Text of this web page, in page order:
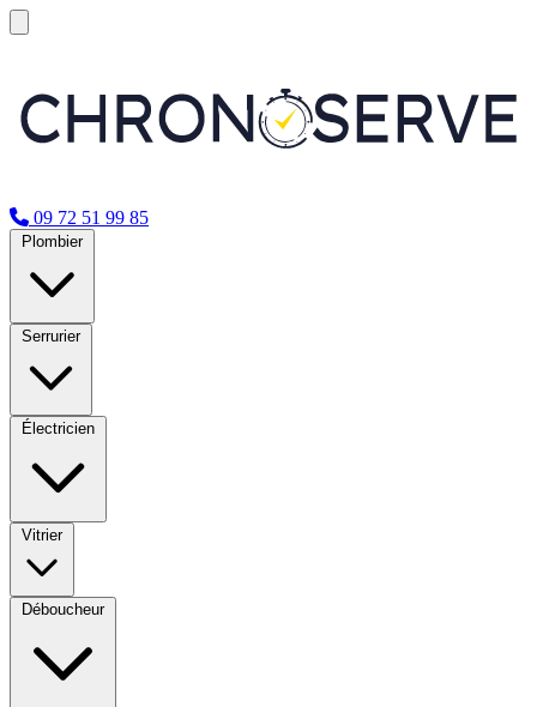
09 72 51 99 85
Plombier
Serrurier
Électricien
Vitrier
Déboucheur